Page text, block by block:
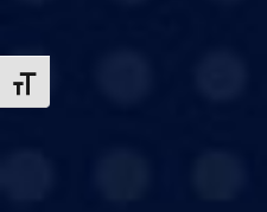
Alternar tamaño de letra